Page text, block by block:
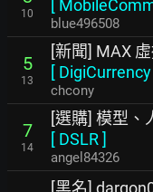
10
[
blue496508
5
13
[新聞] MAX
[ DigiCurrency
chcony
7
14
[選購] 模型、
[ DSLR]
angel84326
[黑名]